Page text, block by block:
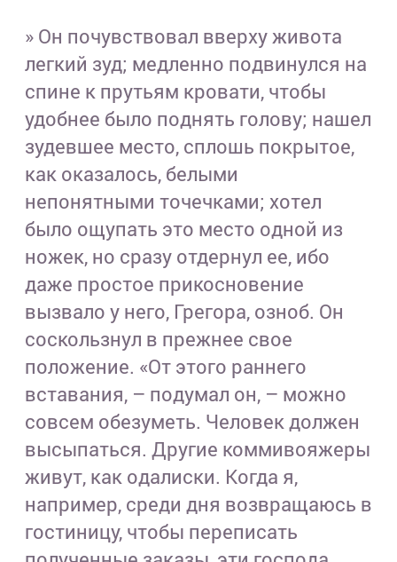
» Он почувствовал вверху живота
легкий зуд; медленно подвинулся на
спине к прутьям кровати, чтобы
удобнее было поднять голову; нашел
зудевшее место, сплошь покрытое,
как оказалось, белыми
непонятными точечками; хотел
было ощупать это место одной из
ножек, но сразу отдернул ее, ибо
даже простое прикосновение
вызвало у него, Грегора, озноб. Он
соскользнул в прежнее свое
положение. «От этого раннего
вставания, – подумал он, – можно
совсем обезуметь. Человек должен
высыпаться. Другие коммивояжеры
живут, как одалиски. Когда я,
например, среди дня возвращаюсь в
гостиницу, чтобы переписать